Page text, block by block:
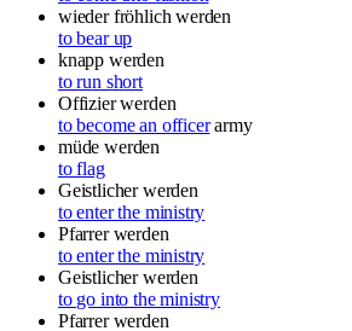
wieder fröhlich werden
to bear up
knapp werden
to run short
Offizier werden
to become an officer army
müde werden
to flag
Geistlicher werden
to enter the ministry
Pfarrer werden
to enter the ministry
Geistlicher werden
to go into the ministry
Pfarrer werden